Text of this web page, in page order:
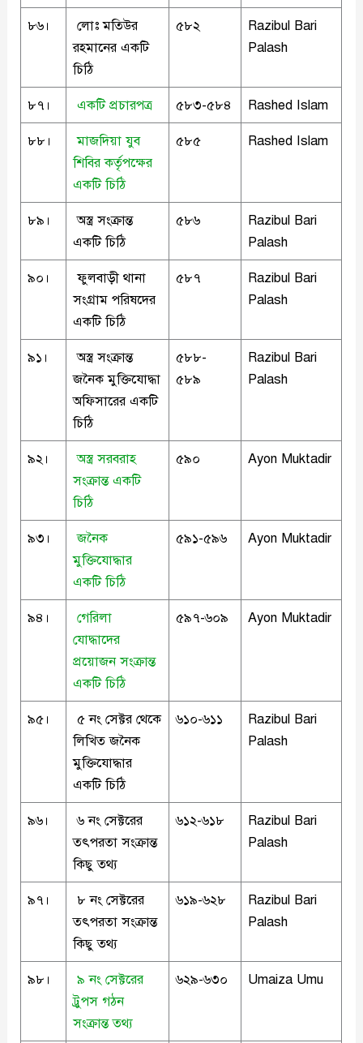
৮৬।
লোঃ মতিউর
রহমানের একটি
চিঠি
৫৮২
Razibul Bari
Palash
৮৭। একটি প্রচারপত্র ৫৮৩-৫৮৪ Rashed Islam
৮৮।
মাজদিয়া যুব
শিবির কর্তৃপক্ষের
একটি চিঠি
৫৮৫ Rashed Islam
৮৯।
অস্ত্র সংক্রান্ত
একটি চিঠি
৫৮৬
Razibul Bari
Palash
৯০।
ফুলবাড়ী থানা
সংগ্রাম পরিষদের
একটি চিঠি
৫৮৭
Razibul Bari
Palash
৯১।
অস্ত্র সংক্রান্ত
জনৈক মুক্তিযোদ্ধা
অফিসারের একটি
চিঠি
৫৮৮-
৫৮৯
Razibul Bari
Palash
৯২।
অস্ত্র সরবরাহ
সংক্রান্ত একটি
চিঠি
৫৯০ Ayon Muktadir
৯৩।
জনৈক
মুক্তিযোদ্ধার
একটি চিঠি
৫৯১-৫৯৬ Ayon Muktadir
৯৪।
গেরিলা
যোদ্ধাদের
প্রয়োজন সংক্রান্ত
একটি চিঠি
৫৯৭-৬০৯ Ayon Muktadir
৯৫।
৫ নং সেক্টর থেকে
লিখিত জনৈক
মুক্তিযোদ্ধার
একটি চিঠি
৬১০-৬১১
Razibul Bari
Palash
৯৬।
৬ নং সেক্টরের
তৎপরতা সংক্রান্ত
কিছু তথ্য
৬১২-৬১৮
Razibul Bari
Palash
৯৭।
৮ নং সেক্টরের
তৎপরতা সংক্রান্ত
কিছু তথ্য
৬১৯-৬২৮
Razibul Bari
Palash
৯৮।
৯ নং সেক্টরের
ট্রুপস গঠন
সংক্রান্ত তথ্য
৬২৯-৬৩০ Umaiza Umu